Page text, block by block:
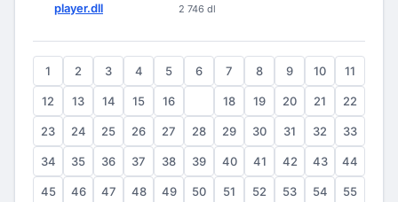
player.dll 2 746 dl
1 2 3 4 5 6 7 8 9 10 11
12 13 14 15 16 18 19 20 21 22
23 24 25 26 27 28 29 30 31 32 33
34 35 36 37 38 39 40 41 42 43 44
45 46 47 48 49 50 51 52 53 54 55